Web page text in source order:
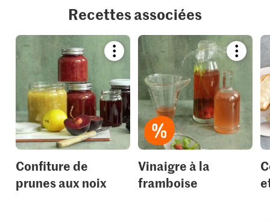
Recettes associées
Bookmark
recipe
add
it
to
your
collections.
Confiture de
prunes aux noix
recipe
it
to
Vinaigre à la
framboise